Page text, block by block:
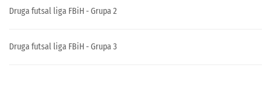
Druga futsal liga FBiH - Grupa 2
Druga futsal liga FBiH - Grupa 3